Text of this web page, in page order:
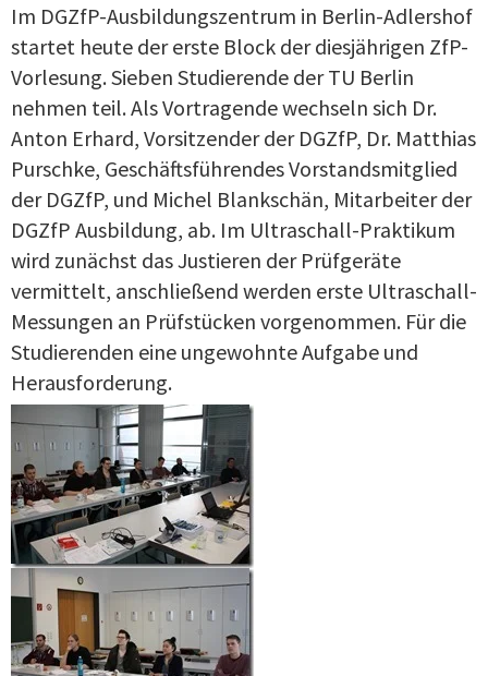
Im DGZfP-Ausbildungszentrum in Berlin-Adlershof
startet heute der erste Block der diesjährigen ZfP-
Vorlesung. Sieben Studierende der TU Berlin
nehmen teil. Als Vortragende wechseln sich Dr.
Anton Erhard, Vorsitzender der DGZfP, Dr. Matthias
Purschke, Geschäftsführendes Vorstandsmitglied
der DGZfP, und Michel Blankschän, Mitarbeiter der
DGZfP Ausbildung, ab. Im Ultraschall-Praktikum
wird zunächst das Justieren der Prüfgeräte
vermittelt, anschließend werden erste Ultraschall-
Messungen an Prüfstücken vorgenommen. Für die
Studierenden eine ungewohnte Aufgabe und
Herausforderung.